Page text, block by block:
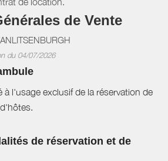
de Vente
du 04/07/2026
l'usage exclusif de la réservation de
de réservation et de